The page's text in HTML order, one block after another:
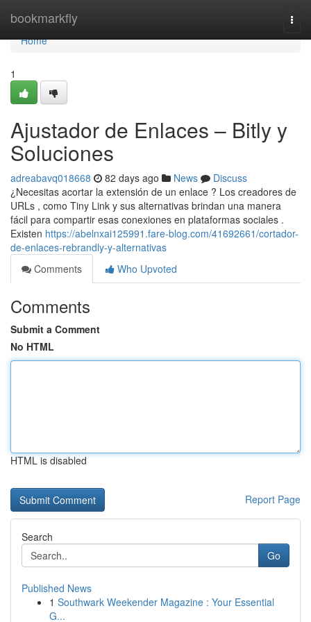
bookmarkfly
Home
Home
1
Ajustador de Enlaces – Bitly y
Soluciones
adreabavq018668 82 days ago News
Discuss
¿Necesitas acortar la extensión de un enlace ? Los creadores de
URLs , como Tiny Link y sus alternativas brindan una manera
fácil para compartir esas conexiones en plataformas sociales .
Existen https://abelnxai125991.fare-blog.com/41692661/cortador-
de-enlaces-rebrandly-y-alternativas
Comments
Who Upvoted
Comments
Submit a Comment
No HTML
HTML is disabled
Report Page
Search
Go
Published News
1 Southwark Weekender Magazine : Your Essential
G...